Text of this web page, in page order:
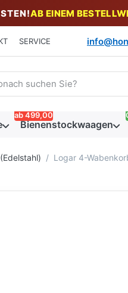
AB EINEM
SERVICE
einen Suchbegriff ein.
Bienenstockwaagen
ab 499,00
Logar 4-